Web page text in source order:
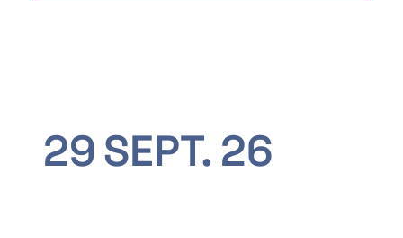
29SEPT. 26